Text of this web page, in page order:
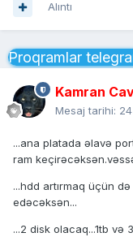
Alıntı
Proqramlar
Kamran
Mesaj tarihi:
...ana platada əlavə
ram
...hdd artırmaq üçün
edəcəksən...
...2 disk olacaq...1tb və